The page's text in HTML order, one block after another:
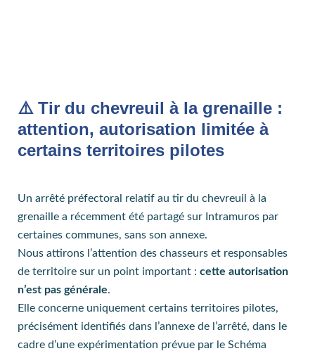
⚠️ Tir du chevreuil à la grenaille :
attention, autorisation limitée à
certains territoires pilotes
Un arrêté préfectoral relatif au tir du chevreuil à la
grenaille a récemment été partagé sur Intramuros par
certaines communes, sans son annexe.
Nous attirons l’attention des chasseurs et responsables
de territoire sur un point important : cette autorisation
n’est pas générale.
Elle concerne uniquement certains territoires pilotes,
précisément identifiés dans l’annexe de l’arrêté, dans le
cadre d’une expérimentation prévue par le Schéma